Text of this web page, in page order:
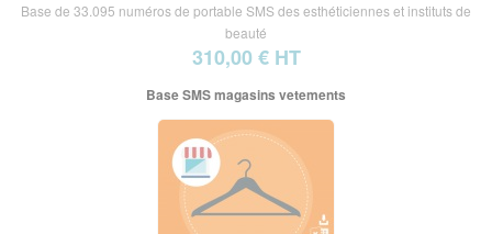
Base de 33.095 numéros de portable SMS des esthéticiennes et instituts de
beauté
310,00 € HT
Base SMS magasins vetements